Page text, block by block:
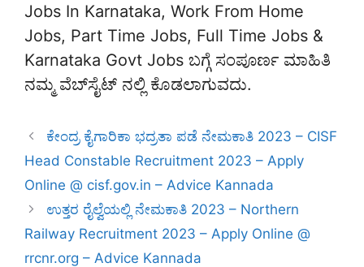
Jobs In Karnataka, Work From Home
Jobs, Part Time Jobs, Full Time Jobs &
Karnataka Govt Jobs ಬಗ್ಗೆ ಸಂಪೂರ್ಣ ಮಾಹಿತಿ
ನಮ್ಮ ವೆಬ್‌ಸೈಟ್‌ ನಲ್ಲಿ ಕೊಡಲಾಗುವದು.
ಕೇಂದ್ರ ಕೈಗಾರಿಕಾ ಭದ್ರತಾ ಪಡೆ ನೇಮಕಾತಿ 2023 – CISF
Head Constable Recruitment 2023 – Apply
Online @ cisf.gov.in – Advice Kannada
ಉತ್ತರ ರೈಲ್ವೆಯಲ್ಲಿ ನೇಮಕಾತಿ 2023 – Northern
Railway Recruitment 2023 – Apply Online @
rrcnr.org – Advice Kannada